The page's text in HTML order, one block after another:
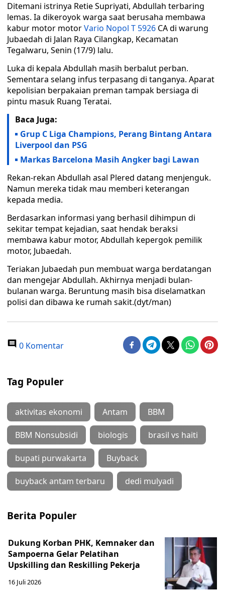
Ditemani istrinya Retie Supriyati, Abdullah terbaring
lemas. Ia dikeroyok warga saat berusaha membawa
kabur motor motorVario Nopol T 5926 CA di warung
Jubaedah di Jalan Raya Cilangkap, Kecamatan
Tegalwaru, Senin (17/9) lalu.
Luka di kepala Abdullah masih berbalut perban.
Sementara selang infus terpasang di tanganya. Aparat
kepolisian berpakaian preman tampak bersiaga di
pintu masuk Ruang Teratai.
Baca Juga:
Grup C Liga Champions, Perang Bintang Antara
Liverpool dan PSG
Markas Barcelona Masih Angker bagi Lawan
Rekan-rekan Abdullah asal Plered datang menjenguk.
Namun mereka tidak mau memberi keterangan
kepada media.
Berdasarkan informasi yang berhasil dihimpun di
sekitar tempat kejadian, saat hendak beraksi
membawa kabur motor, Abdullah kepergok pemilik
motor, Jubaedah.
Teriakan Jubaedah pun membuat warga berdatangan
dan mengejar Abdullah. Akhirnya menjadi bulan-
bulanan warga. Beruntung masih bisa diselamatkan
polisi dan dibawa ke rumah sakit.(dyt/man)
0 Komentar
Tag Populer
aktivitas ekonomi Antam BBM
BBM Nonsubsidi biologis brasil vs haiti
bupati purwakarta Buyback
buyback antam terbaru dedi mulyadi
Berita Populer
Dukung Korban PHK, Kemnaker dan
Sampoerna Gelar Pelatihan
Upskilling dan Reskilling Pekerja
16 Juli 2026